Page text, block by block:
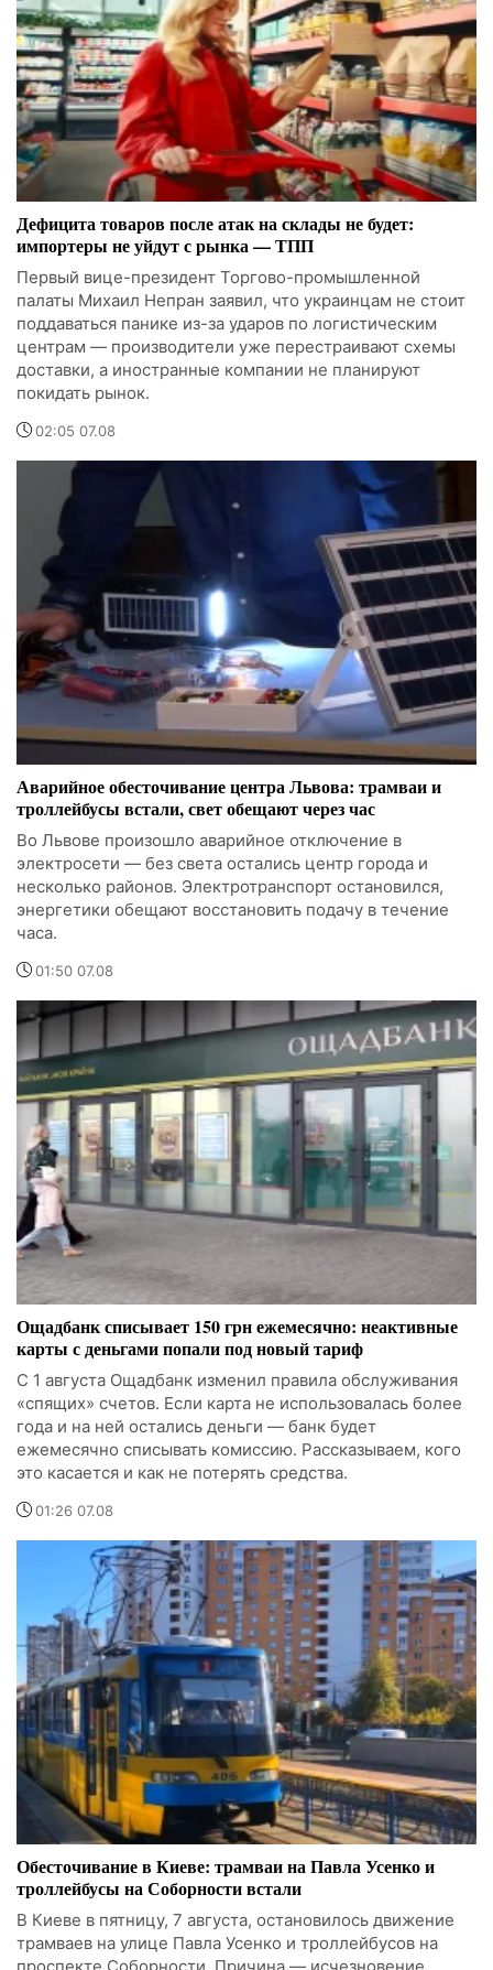
Дефицита товаров после атак на склады не будет:
импортеры не уйдут с рынка — ТПП
Первый вице-президент Торгово-промышленной
палаты Михаил Непран заявил, что украинцам не стоит
поддаваться панике из-за ударов по логистическим
центрам — производители уже перестраивают схемы
доставки, а иностранные компании не планируют
покидать рынок.
02:05 07.08
Аварийное обесточивание центра Львова: трамваи и
троллейбусы встали, свет обещают через час
Во Львове произошло аварийное отключение в
электросети — без света остались центр города и
несколько районов. Электротранспорт остановился,
энергетики обещают восстановить подачу в течение
часа.
01:50 07.08
Ощадбанк списывает 150 грн ежемесячно: неактивные
карты с деньгами попали под новый тариф
С 1 августа Ощадбанк изменил правила обслуживания
«спящих» счетов. Если карта не использовалась более
года и на ней остались деньги — банк будет
ежемесячно списывать комиссию. Рассказываем, кого
это касается и как не потерять средства.
01:26 07.08
Обесточивание в Киеве: трамваи на Павла Усенко и
троллейбусы на Соборности встали
В Киеве в пятницу, 7 августа, остановилось движение
трамваев на улице Павла Усенко и троллейбусов на